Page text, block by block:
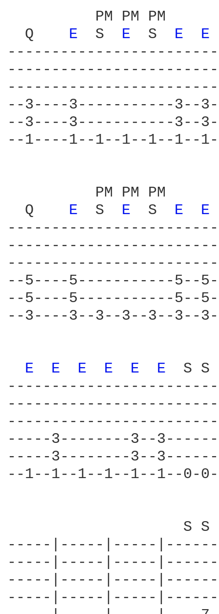
PM PM PM
  Q
E S E S E E
--3----3-----------3--
--3----3-----------3--
--1----1--1--1--1--
  Q
E S E S E E
--5----5-----------5--
--5----5-----------5--
--3----3--3--3--3--3--
E E E E E E S S
-----3--------3--
-----3--------3--
--1--1--1--1--1--1--
                    S S
-----|-----|-----
-----|-----|-----
-----|-----|-----
-----|-----|-----|------